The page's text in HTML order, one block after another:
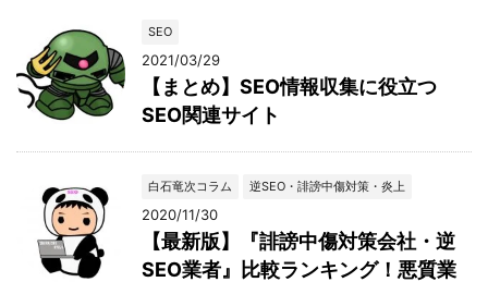
SEO
2021/03/29
【まとめ】SEO情報収集に役立つ
SEO関連サイト
白石竜次コラム 逆SEO・誹謗中傷対策・炎上
2020/11/30
【最新版】『誹謗中傷対策会社・逆
SEO業者』比較ランキング！悪質業